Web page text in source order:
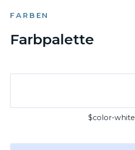
FARBEN
Farbpalette
$color-white